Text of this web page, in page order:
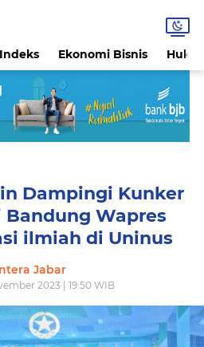
Indeks Ekonomi Bisnis
Dampingi Kunker
Bandung Wapres
ilmiah di Uninus
Jabar
2023 | 19:50 WIB